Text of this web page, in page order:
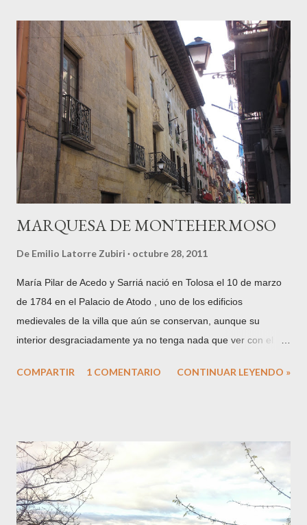
actualidad por su actividad gastronómica (mercado y ferias,
alubias, chuleta, repostería, ...) . Podría autotitularse ahora
como "villa pastelera", dicho sea de paso, con todos mis
respetos a la exitosa y muy loable labor de los laureados
confiteros locales. Hemos pasado de ser una ciudad industrial
a una ciudad de servicios. ¿Mejor, peor? El tiempo lo dirá,
pero sí que hay que reconocer que es un caso único y aislado
en nuestro entorno guip...
MARQUESA DE MONTEHERMOSO
De Emilio Latorre Zubiri octubre 28, 2011
María Pilar de Acedo y Sarriá nació en Tolosa el 10 de marzo
de 1784 en el Palacio de Atodo , uno de los edificios
medievales de la villa que aún se conservan, aunque su
interior desgraciadamente ya no tenga nada que ver con el
Acedo y Atodo, Conde de Echauz y María Luisa de Sarriá y
Acedo proviene de la población navarra del mismo nombre,
mientras que los Atodo están enraizados en Tolosa siglos atrás
y emparentados con todas las familias de abolengo de la villa,
como los Zavala . Su abuela es Joaquina María de Atodo y
COMPARTIR 1 COMENTARIO CONTINUAR LEYENDO »